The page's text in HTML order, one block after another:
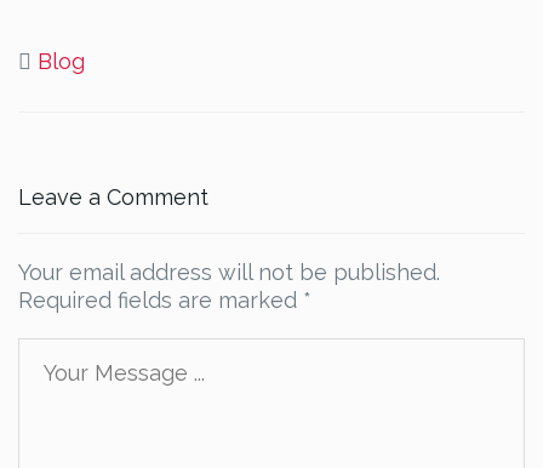
Blog
Leave a Comment
Your email address will not be published.
Required fields are marked *